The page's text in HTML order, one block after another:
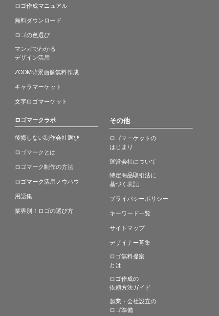
ロゴ作成マニュアル
無料ダウンロード
ロゴの色選び
マンガでわかる
デザイン活用
ZOOM背景画像無料作成
キャラマーケット
文字ロゴマーケット
ロゴマークラボ
後悔しない制作会社選び
ロゴマークとは
ロゴマーク制作の方法
ロゴマーク活用ノウハウ
用語集
業界別！ロゴの選び方
その他
ロゴマーケットの
はじまり
運営会社について
特定商品取引法に
基づく表記
プライバシーポリシー
キーワード一覧
サイトマップ
デザイナー募集
ロゴ無料提案
とは
ロゴ作成の
依頼方法ガイド
起業・会社設立の
ロゴ準備